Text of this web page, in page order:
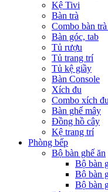
Kệ Tivi
Bàn trà
Combo bàn
Bàn góc, tab
Tủ rượu
Tủ trang trí
Tủ kệ giầy
Bàn Console
Xích đu
Combo xích
Bàn ghế mây
Đồng hồ cây
Kệ trang trí
Phòng bếp
Bộ bàn ghế ăn
Bộ bàn
Bộ bàn
Bộ bàn